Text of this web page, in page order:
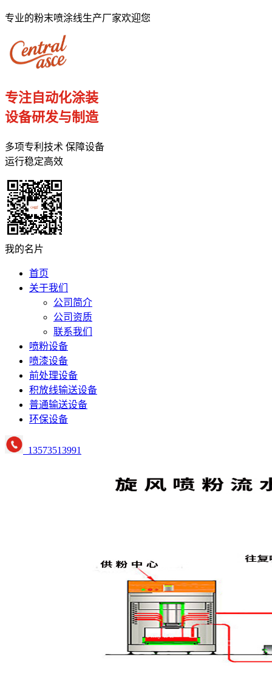
专业的粉末喷涂线生产厂家欢迎您
专注自动化涂装
设备研发与制造
多项专利技术 保障设备
运行稳定高效
我的名片
首页
关于我们
公司简介
公司资质
联系我们
喷粉设备
喷漆设备
前处理设备
积放线输送设备
普通输送设备
环保设备
13573513991